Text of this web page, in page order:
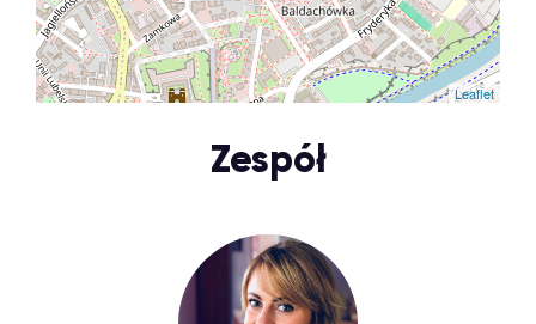
Leaflet
Zespół